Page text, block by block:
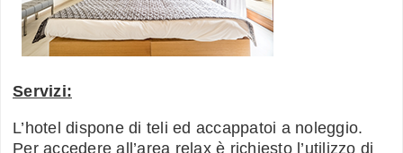
Servizi:
L’hotel dispone di teli ed accappatoi a noleggio.
Per accedere all’area relax è richiesto l’utilizzo di